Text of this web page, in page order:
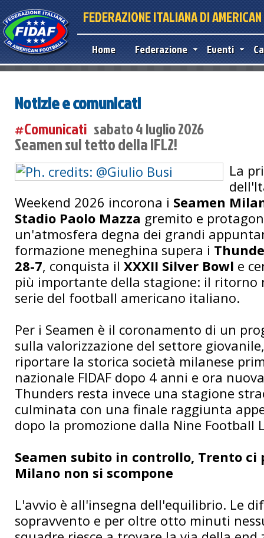
FEDERAZIONE ITALIANA DI
Home Federazione Eventi
Notizie e comunicati
#Comunicati sabato 4 luglio 2026
Seamen sul tetto della IFL2!
La
Weekend 2026 incorona i Seamen
Stadio Paolo Mazza gremito e
un'atmosfera degna dei grandi
formazione meneghina supera i
28-7, conquista il XXXII Silver Bowl e
più importante della stagione: il ritorno
serie del football americano italiano.
Per i Seamen è il coronamento di un
sulla valorizzazione del settore
riportare la storica società milanese
nazionale FIDAF dopo 4 anni e ora
Thunders resta invece una stagione
culminata con una finale raggiunta
dopo la promozione dalla Nine Football
Seamen subito in controllo, Trento ci
Milano non si scompone
L'avvio è all'insegna dell'equilibrio. Le
sopravvento e per oltre otto minuti